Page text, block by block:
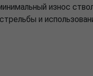
износ
и